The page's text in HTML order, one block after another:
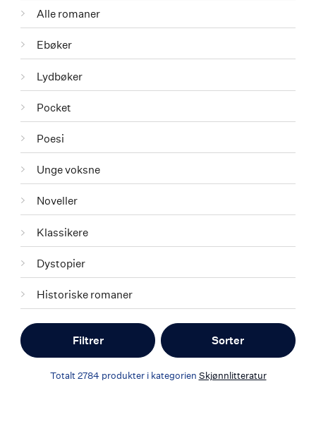
Kategorier
Alle romaner
Ebøker
Lydbøker
Pocket
Poesi
Unge voksne
Noveller
Klassikere
Dystopier
Historiske romaner
Filtrer Sorter
Totalt 2784produkter i kategorien Skjønnlitteratur